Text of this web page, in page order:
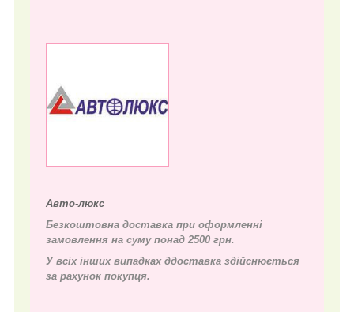
Авто-люкс
Безкоштовна доставка при оформленні
замовлення на суму понад 2500 грн.
У всіх інших випадках ддоставка здійснюється
за рахунок покупця.